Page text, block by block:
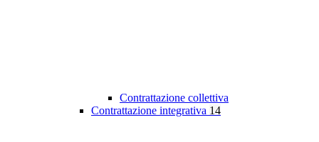
Contrattazione collettiva
Contrattazione integrativa 14